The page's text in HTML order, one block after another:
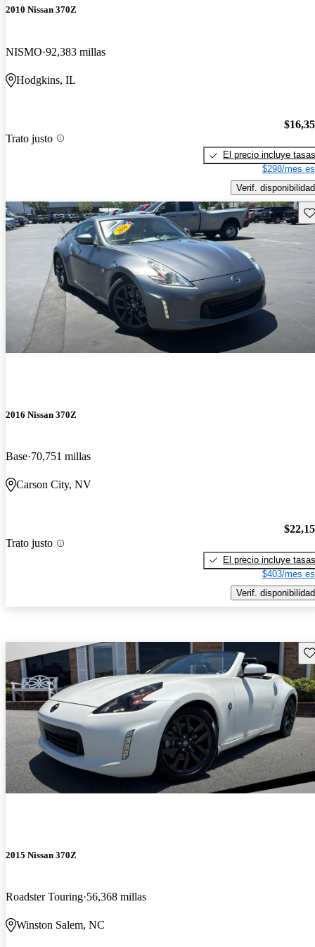
2010 Nissan 370Z
NISMO 92,383 millas
Hodgkins, IL
Trato justo
El precio incluye tasas
$298/mes
Verif. disponibilidad
2016 Nissan 370Z
Base 70,751 millas
Carson City, NV
Trato justo
El precio incluye tasas
$403/mes
Verif. disponibilidad
2015 Nissan 370Z
Roadster Touring 56,368 millas
Winston Salem, NC